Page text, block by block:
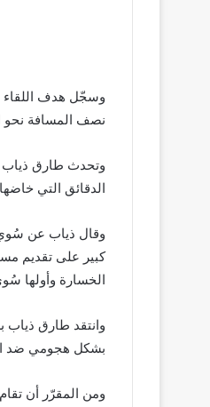
نصف المسافة نحو
وتحدث طارق ذياب
الدقائق التي
وقال ذياب عن سُوي:
كبير على تقديم
الخسارة وأولها
وانتقد طارق ذياب
بشكل هجومي ضد
ومن المقرّر أن